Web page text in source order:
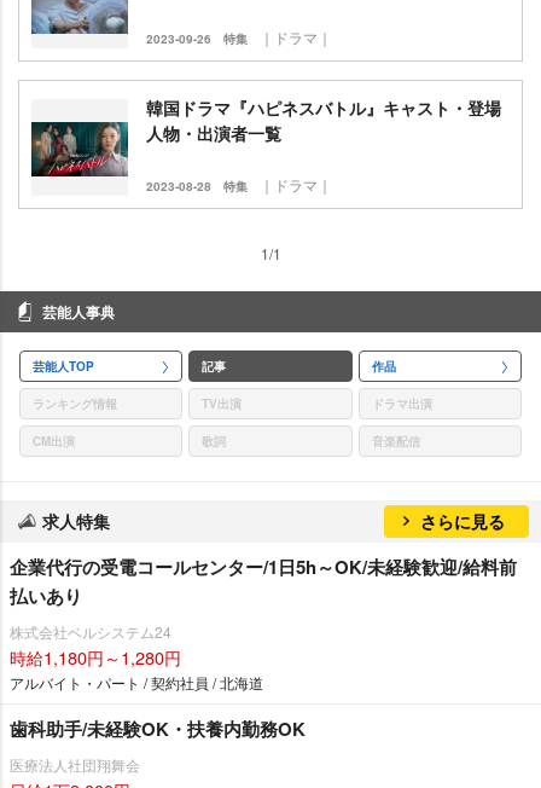
2023-09-26 特集 ｜ドラマ｜
韓国ドラマ『ハピネスバトル』キャスト・登場
人物・出演者一覧
2023-08-28 特集 ｜ドラマ｜
1/1
芸能人事典
芸能人TOP 記事 作品
ランキング情報 TV出演 ドラマ出演
CM出演 歌詞 音楽配信
求人特集 さらに見る
企業代行の受電コールセンター/1日5h～OK/未経験歓迎/給料前
払いあり
株式会社ベルシステム24
時給1,180円～1,280円
アルバイト・パート / 契約社員 / 北海道
歯科助手/未経験OK・扶養内勤務OK
医療法人社団翔舞会